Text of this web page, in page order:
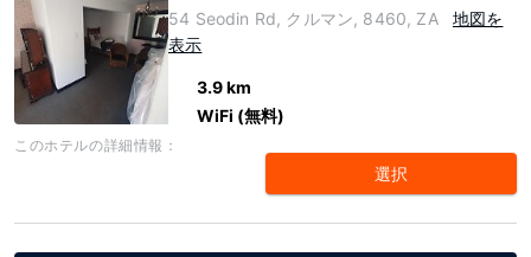
54 Seodin Rd, クルマン, 8460, ZA
地図を
表示
3.9 km
WiFi (無料)
このホテルの詳細情報：
選択